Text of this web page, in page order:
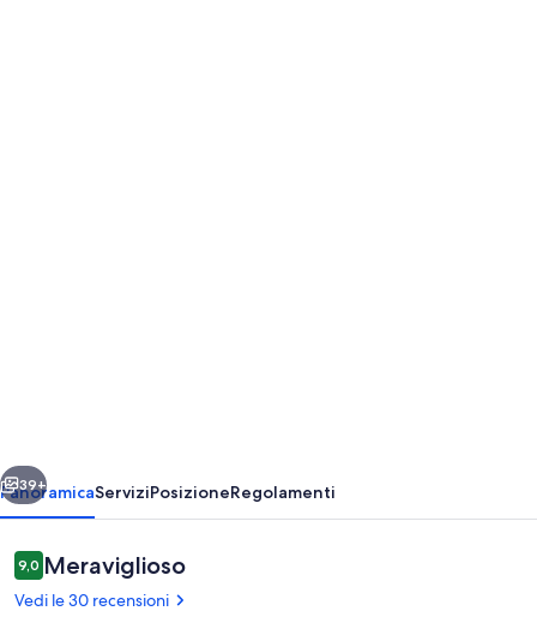
Avanti
39+
PanoramicaServiziPosizioneRegolamenti
Recensioni
9,09,0 su 10
Meraviglioso
Vedi le 30 recensioni